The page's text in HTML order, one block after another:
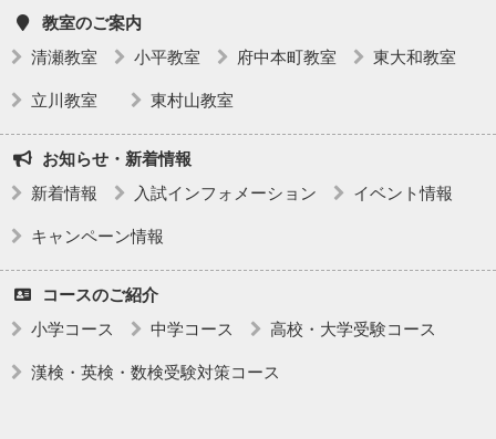
教室のご案内
清瀬教室
小平教室 府中本町教室 東大和教室
立川教室 東村山教室
お知らせ・新着情報
新着情報
入試インフォメーション イベント情報
キャンペーン情報
コースのご紹介
小学コース
中学コース 高校・大学受験コース
漢検・英検・数検受験対策コース